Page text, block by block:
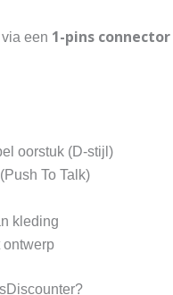
een 1-pins connector
oorstuk (D-stijl)
To Talk)
kleding
ontwerp